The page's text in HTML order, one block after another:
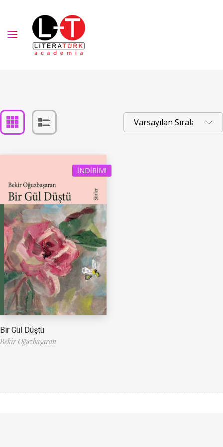
İNDIRIM!
Bir Gül Düştü
Bekir Oğuzbaşaran